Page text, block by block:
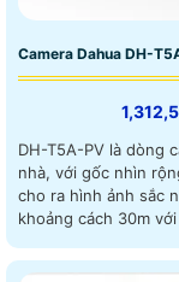
Camera Dahua DH-
DH-T5A-PV là dòng
nhà, với gốc nhìn
cho ra hình ảnh sắc
khoảng cách 30m